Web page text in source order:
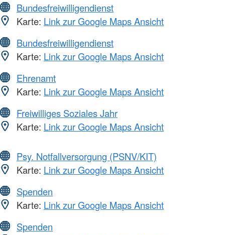
Bundesfreiwilligendienst
Karte: Link zur Google Maps Ansicht
Bundesfreiwilligendienst
Karte: Link zur Google Maps Ansicht
Ehrenamt
Karte: Link zur Google Maps Ansicht
Freiwilliges Soziales Jahr
Karte: Link zur Google Maps Ansicht
Psy. Notfallversorgung (PSNV/KIT)
Karte: Link zur Google Maps Ansicht
Spenden
Karte: Link zur Google Maps Ansicht
Spenden